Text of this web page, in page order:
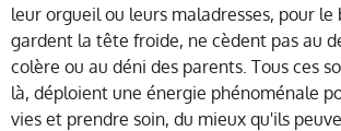
leur orgueil ou leurs maladresses, pour le
gardent la tête froide, ne cèdent pas au
colère ou au déni des parents. Tous ces
là, déploient une énergie phénoménale
vies et prendre soin, du mieux qu'ils